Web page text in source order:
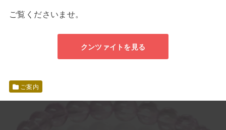
ご覧くださいませ。
クンツァイトを見る
ご案内